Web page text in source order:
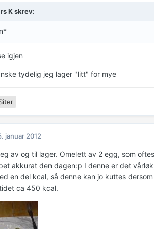
K skrev:
igjen
tydelig jeg lager "litt" for mye
januar 2012
av og til lager. Omelett av 2 egg, som
akkurat den dagen:p I denne er det
en del kcal, så denne kan jo kuttes
ca 450 kcal.